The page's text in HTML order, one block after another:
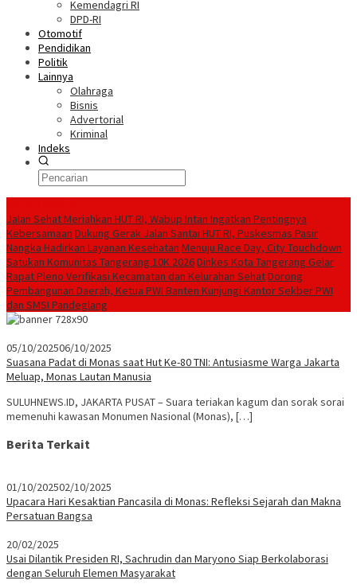
Kemendagri RI
DPD-RI
Otomotif
Pendidikan
Politik
Lainnya
Olahraga
Bisnis
Advertorial
Kriminal
Indeks
Jalan Sehat Meriahkan HUT RI, Wabup Intan Ingatkan Pentingnya
Kebersamaan Dukung Gerak Jalan Santai HUT RI, Puskesmas Pasir
Nangka Hadirkan Layanan Kesehatan Menuju Race Day, City Touchdown
Satukan Komunitas Tangerang 10K 2026Dinkes Kota Tangerang Gelar
Rapat Pleno Verifikasi Kecamatan dan Kelurahan SehatDorong
Pembangunan Daerah, Ketua PWI Banten Kunjungi Kantor Sekber PWI
dan SMSI Pandeglang
05/10/202506/10/2025
Suasana Padat di Monas saat Hut Ke-80 TNI: Antusiasme Warga Jakarta
Meluap, Monas Lautan Manusia
SULUHNEWS.ID, JAKARTA PUSAT – Suara teriakan kagum dan sorak sorai
memenuhi kawasan Monumen Nasional (Monas), […]
Berita Terkait
01/10/202502/10/2025
Upacara Hari Kesaktian Pancasila di Monas: Refleksi Sejarah dan Makna
Persatuan Bangsa
20/02/2025
Usai Dilantik Presiden RI, Sachrudin dan Maryono Siap Berkolaborasi
dengan Seluruh Elemen Masyarakat